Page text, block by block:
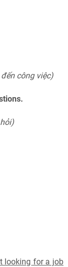
công việc)
looking for a job